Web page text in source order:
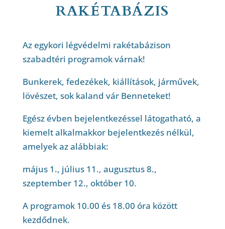
RAKÉTABÁZIS
Az egykori légvédelmi rakétabázison
szabadtéri programok várnak!
Bunkerek, fedezékek, kiállítások, járművek,
lövészet, sok kaland vár Benneteket!
Egész évben bejelentkezéssel látogatható, a
kiemelt alkalmakkor bejelentkezés nélkül,
amelyek az alábbiak:
május 1., július 11., augusztus 8.,
szeptember 12., október 10.
A programok 10.00 és 18.00 óra között
kezdődnek.